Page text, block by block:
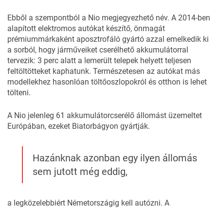
Ebből a szempontból a Nio megjegyezhető név. A 2014-ben
alapított elektromos autókat készítő, önmagát
prémiummárkaként aposztrofáló gyártó azzal emelkedik ki
a sorból, hogy járműveiket cserélhető akkumulátorral
tervezik: 3 perc alatt a lemerült telepek helyett teljesen
feltöltötteket kaphatunk. Természetesen az autókat más
modellekhez hasonlóan töltőoszlopokról és otthon is lehet
tölteni.
A Nio jelenleg 61 akkumulátorcserélő állomást üzemeltet
Európában, ezeket Biatorbágyon gyártják.
Hazánknak azonban egy ilyen állomás
sem jutott még eddig,
a legközelebbiért Németországig kell autózni. A